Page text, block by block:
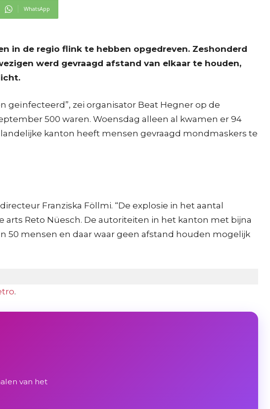
WhatsApp
in de regio flink te hebben opgedreven. Zeshonderd
werd gevraagd afstand van elkaar te houden,
zei organisator Beat Hegner op de
500 waren. Woensdag alleen al kwamen er 94
kanton heeft mensen gevraagd mondmaskers te
Franziska Föllmi. “De explosie in het aantal
arts Reto Nüesch. De autoriteiten in het kanton met bijna
50 mensen en daar waar geen afstand houden mogelijk
.
van het